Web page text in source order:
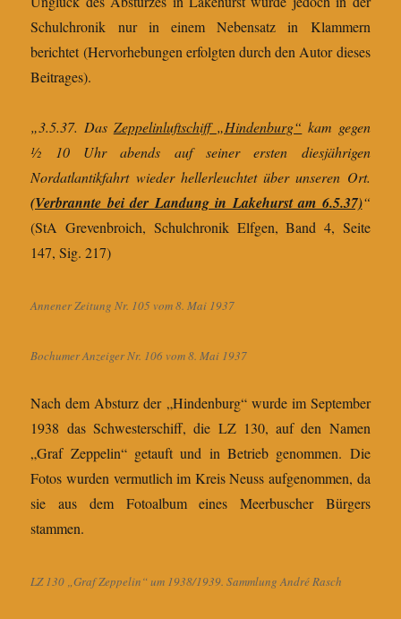
Schulchronik nur in einem Nebensatz in Klammern
berichtet (Hervorhebungen erfolgten durch den Autor dieses
Beitrages).
„3.5.37. Das Zeppelinluftschiff „Hindenburg“ kam gegen
½ 10 Uhr abends auf seiner ersten diesjährigen
Nordatlantikfahrt wieder hellerleuchtet über unseren Ort.
(Verbrannte bei der Landung in Lakehurst am 6.5.37)“
(StA Grevenbroich, Schulchronik Elfgen, Band 4, Seite
147, Sig. 217)
Annener Zeitung Nr. 105 vom 8. Mai 1937
Bochumer Anzeiger Nr. 106 vom 8. Mai 1937
Nach dem Absturz der „Hindenburg“ wurde im September
1938 das Schwesterschiff, die LZ 130, auf den Namen
„Graf Zeppelin“ getauft und in Betrieb genommen. Die
Fotos wurden vermutlich im Kreis Neuss aufgenommen, da
sie aus dem Fotoalbum eines Meerbuscher Bürgers
stammen.
LZ 130 „Graf Zeppelin“ um 1938/1939. Sammlung André Rasch